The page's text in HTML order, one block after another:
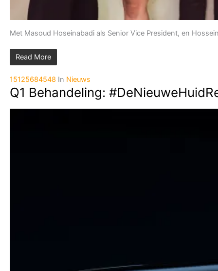
Met Masoud Hoseinabadi als Senior Vice President, en
Read More
15125684548 In Nieuws
Q1 Behandeling: